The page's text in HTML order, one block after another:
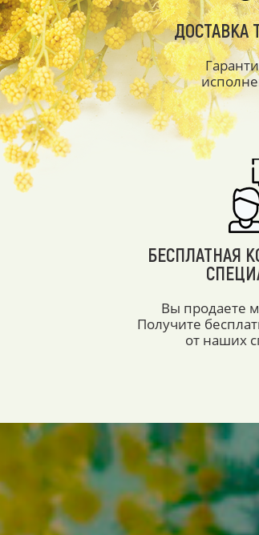
ДОСТАВКА
БЕСПЛАТНАЯ
Вы продаете
Получите
от наших